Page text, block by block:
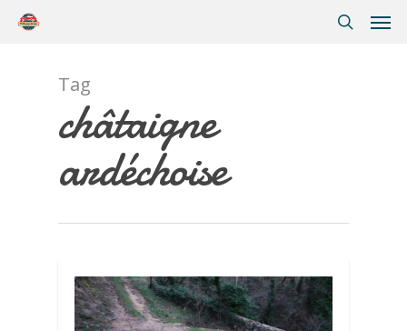
Tag
châtaigne
ardéchoise